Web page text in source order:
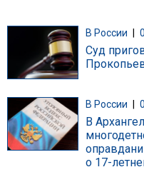
В России
Суд
В России
В
о 17-